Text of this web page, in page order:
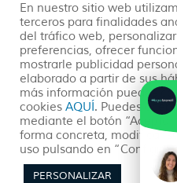
son más las personas
en solitario a explorar
experiencias únicas.
READ MORE »
05/04/2023 No hay
En nuestro sitio web
terceros para finalidades
del tráfico web,
preferencias, ofrecer
mostrarle publicidad
elaborado a partir de sus
más información puedes
cookies AQUÍ. Puedes
mediante el botón
forma concreta, modificar
uso pulsando en
PERSONALIZAR